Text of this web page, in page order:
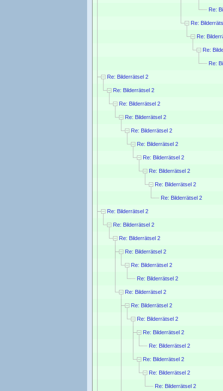
Re:
Re:
Re:
Re:
Re:
Re: Bilderrätsel 2
Re: Bilderrätsel 2
Re: Bilderrätsel 2
Re: Bilderrätsel 2
Re: Bilderrätsel 2
Re: Bilderrätsel 2
Re: Bilderrätsel 2
Re: Bilderrätsel 2
Re: Bilderrätsel 2
Re: Bilderrätsel 2
Re: Bilderrätsel 2
Re: Bilderrätsel 2
Re: Bilderrätsel 2
Re: Bilderrätsel 2
Re: Bilderrätsel 2
Re: Bilderrätsel 2
Re: Bilderrätsel 2
Re: Bilderrätsel 2
Re: Bilderrätsel 2
Re: Bilderrätsel 2
Re: Bilderrätsel 2
Re: Bilderrätsel 2
Re: Bilderrätsel 2
Re: Bilderrätsel 2